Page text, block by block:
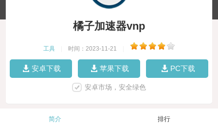
橘子加速器vnp
工具 时间：2023-11-21
安卓下载 苹果下载 PC下载
安卓市场，安全绿色
简介 排行